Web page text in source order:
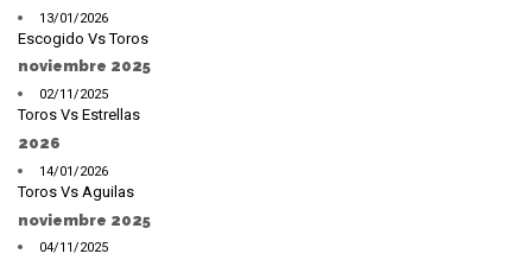
13/01/2026
Escogido Vs Toros
noviembre 2025
02/11/2025
Toros Vs Estrellas
2026
14/01/2026
Toros Vs Aguilas
noviembre 2025
04/11/2025